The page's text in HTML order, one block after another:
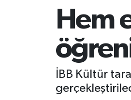
Hem
İBB Kültür